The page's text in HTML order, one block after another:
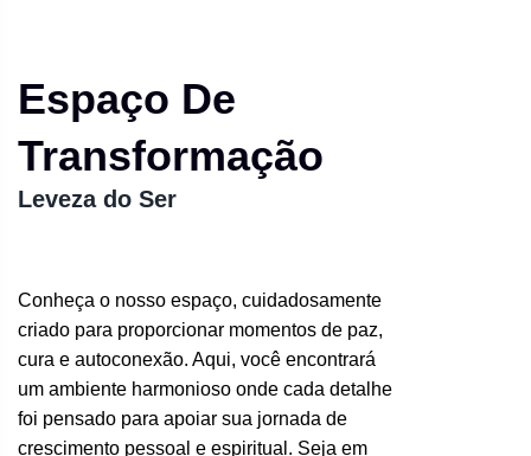
Espaço De
Transformação
Leveza do Ser
Conheça o nosso espaço, cuidadosamente
criado para proporcionar momentos de paz,
cura e autoconexão. Aqui, você encontrará
um ambiente harmonioso onde cada detalhe
foi pensado para apoiar sua jornada de
crescimento pessoal e espiritual. Seja em